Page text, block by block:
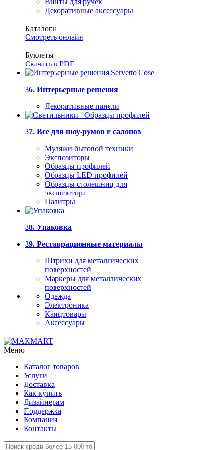
Винты для ручек
Декоративные аксессуары
Каталоги
Смотреть онлайн
Буклеты
Скачать в PDF
36. Интерьерные решения
Декоративные панели
37. Все для шоу-румов и салонов
Муляжи бытовой техники
Экспозиторы
Образцы профилей
Образцы LED профилей
Образцы столешниц для
экспозитора
Палитры
38. Упаковка
39. Реставрационные материалы
Штрихи для металлических
поверхностей
Маркеры для металлических
поверхностей
Одежда
Электроника
Канцтовары
Аксессуары
Меню
Каталог товаров
Услуги
Доставка
Как купить
Дизайнерам
Поддержка
Компания
Контакты